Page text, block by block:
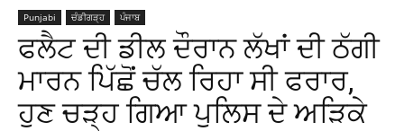
Punjabi ਚੰਡੀਗੜ੍ਹ ਪੰਜਾਬ
ਫਲੈਟ ਦੀ ਡੀਲ ਦੌਰਾਨ ਲੱਖਾਂ ਦੀ ਠੱਗੀ
ਮਾਰਨ ਪਿੱਛੋਂ ਚੱਲ ਰਿਹਾ ਸੀ ਫਰਾਰ,
ਹੁਣ ਚੜ੍ਹ ਗਿਆ ਪੁਲਿਸ ਦੇ ਅੜਿਕੇ